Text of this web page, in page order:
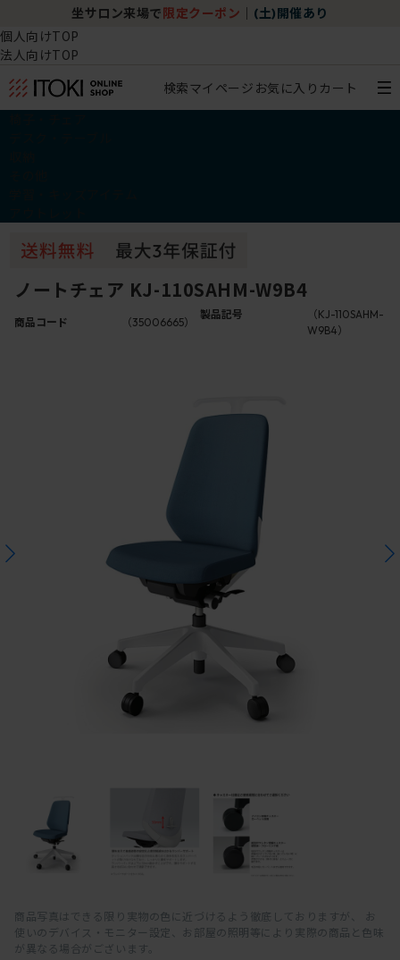
坐サロン来場で 限定クーポン (土)開催あり
個人向けTOP
法人向けTOP
検索マイページ お気に入り カート
ノートチェア KJ-110SAHM-W9B4
商品コード （35006665）
製品記号
（KJ-110SAHM-
W9B4）
商品写真はできる限り実物の色に近づけるよう徹底しておりますが、 お
使いのデバイス・モニター設定、お部屋の照明等により実際の商品と色味
が異なる場合がございます。